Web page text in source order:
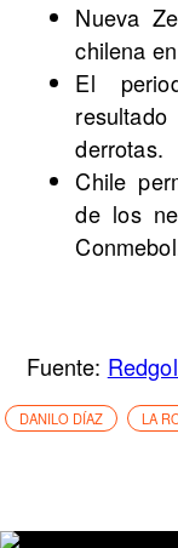
Nueva
chilena
El
derrotas.
Chile
de los
Fuente:
DANILO DÍAZ LA